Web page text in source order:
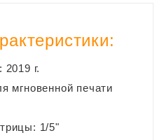
г.
мгновенной печати
1/5"